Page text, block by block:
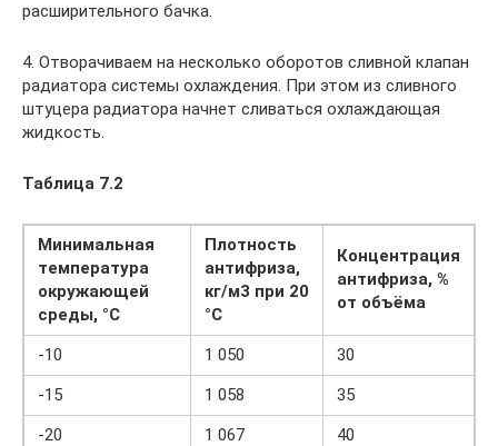
расширительного бачка.
4. Отворачиваем на несколько оборотов сливной клапан
радиатора системы охлаждения. При этом из сливного
штуцера радиатора начнет сливаться охлаждающая
жидкость.
Таблица 7.2
Минимальная
температура
окружающей
среды, °С
Плотность
антифриза,
кг/м3 при 20
°С
Концентрация
антифриза, %
от объёма
-10 1 050
30
-15
1 058
35
-20
1 067
40